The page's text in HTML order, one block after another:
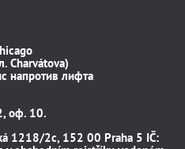
Charvátova)
напротив лифта
оф. 10.
1218/2c, 152 00 Praha 5 IČ: